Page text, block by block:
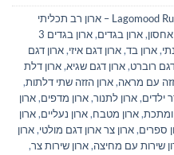
Lagomood Ruby – ארון רב תכליתי
אחסון,ארון בגדים,
ארון בגדים 3
,ארון בד,ארון דגם איזי,ארון דגם
רוברט,ארון דגם שגיא,ארון דלת
עם מראה,ארון הזזה שתי דלתות,
ילדים,ארון לתנור,ארון מדפים,ארון
ומתכת,ארון מטבח,ארון נעליים,ארון
ספרים,ארון צר ארון דגם מולטי,ארון
שירות עם מחיצה,ארון שירות צר,